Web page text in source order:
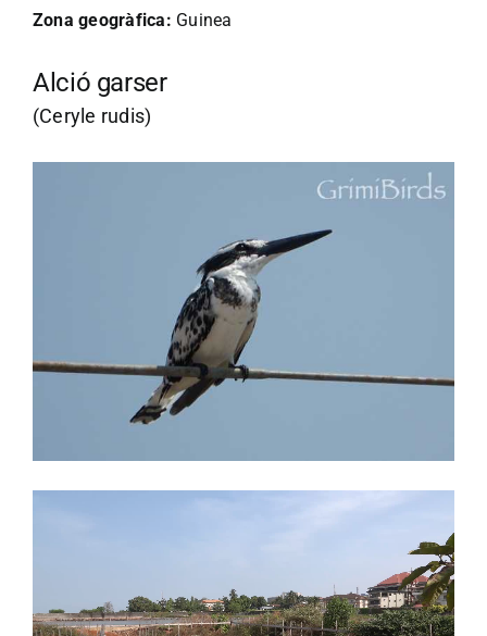
Zona geogràfica: Guinea
Alció garser
(Ceryle rudis)